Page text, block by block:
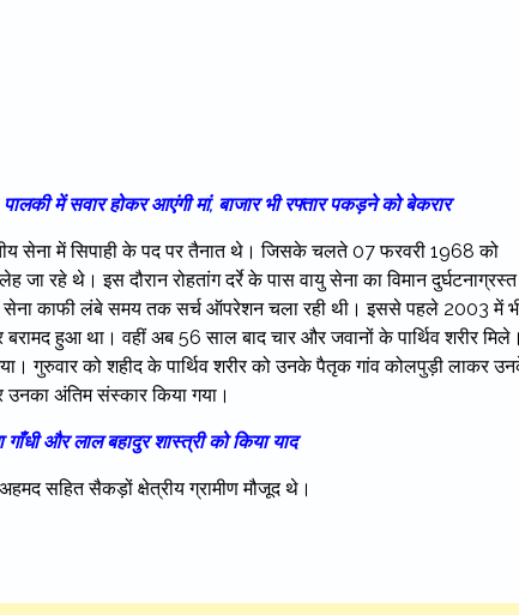
में सवार होकर आएंगी मां, बाजार भी रफ्तार पकड़ने को बेकरार
सेना में सिपाही के पद पर तैनात थे। जिसके चलते 07 फरवरी 1968 को
रहे थे। इस दौरान रोहतांग दर्रे के पास वायु सेना का विमान दुर्घटनाग्रस्त
सेना काफी लंबे समय तक सर्च ऑपरेशन चला रही थी। इससे पहले 2003 में
बरामद हुआ था। वहीं अब 56 साल बाद चार और जवानों के पार्थिव शरीर
गुरुवार को शहीद के पार्थिव शरीर को उनके पैतृक गांव कोलपुड़ी लाकर
अंतिम संस्कार किया गया।
गाँधी और लाल बहादुर शास्त्री को किया याद
सहित सैकड़ों क्षेत्रीय ग्रामीण मौजूद थे।